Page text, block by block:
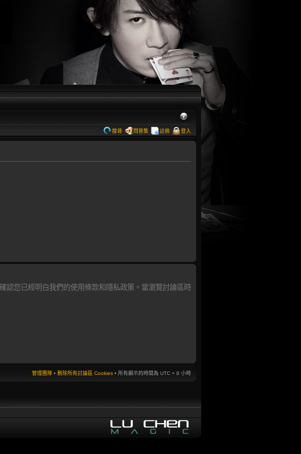
搜尋 問答集 註冊 登入
認您已經明白我們的使用條款和隱私政策。當瀏覽討論區時
管理團隊 • 刪除所有討論區 Cookies • 所有顯示的時間為 UTC + 8 小時